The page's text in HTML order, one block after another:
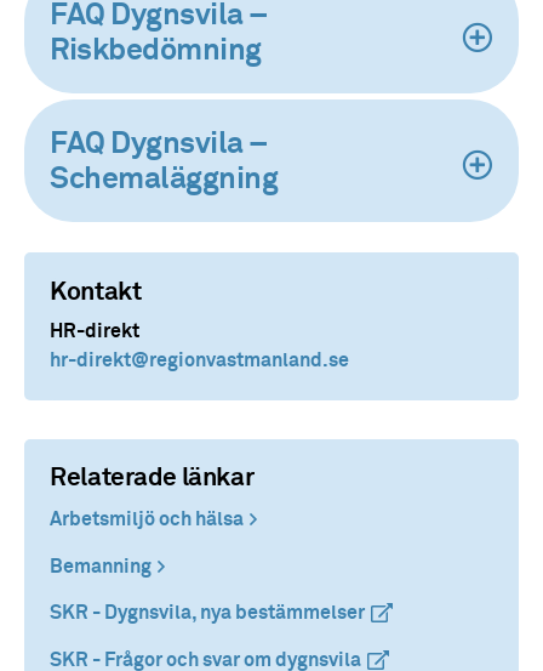
FAQ Dygnsvila –
Riskbedömning
FAQ Dygnsvila –
Schemaläggning
Kontakt
HR-direkt
hr-direkt@regionvastmanland.se
Relaterade länkar
Arbetsmiljö och hälsa
Bemanning
SKR - Dygnsvila, nya bestämmelser (extern länk)
(extern länk)
SKR - Frågor och svar om dygnsvila (extern länk)
(extern länk)